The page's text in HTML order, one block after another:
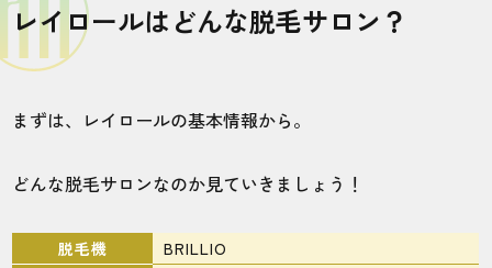
［まとめ］レイロールはこんな人におすすめなメ
ンズ脱毛サロンだった！！
レイロールはどんな脱毛サロン？
まずは、レイロールの基本情報から。
どんな脱毛サロンなのか見ていきましょう！
脱毛機
BRILLIO